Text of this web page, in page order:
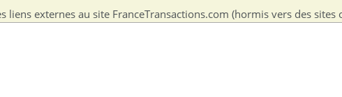
liens externes au site FranceTransactions.com (hormis vers des sites